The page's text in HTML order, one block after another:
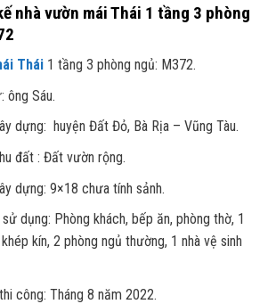
nhà vườn mái Thái 1 tầng 3 phòng
Thái1 tầng 3 phòng ngủ: M372.
ông Sáu.
dựng: huyện Đất Đỏ, Bà Rịa – Vũng Tàu.
đất : Đất vườn rộng.
dựng: 9×18 chưa tính sảnh.
dụng: Phòng khách, bếp ăn, phòng thờ, 1
kín, 2 phòng ngủ thường, 1 nhà vệ sinh
công: Tháng 8 năm 2022.